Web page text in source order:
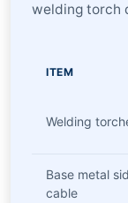
welding torch
ITEM
Welding
Base metal
cable